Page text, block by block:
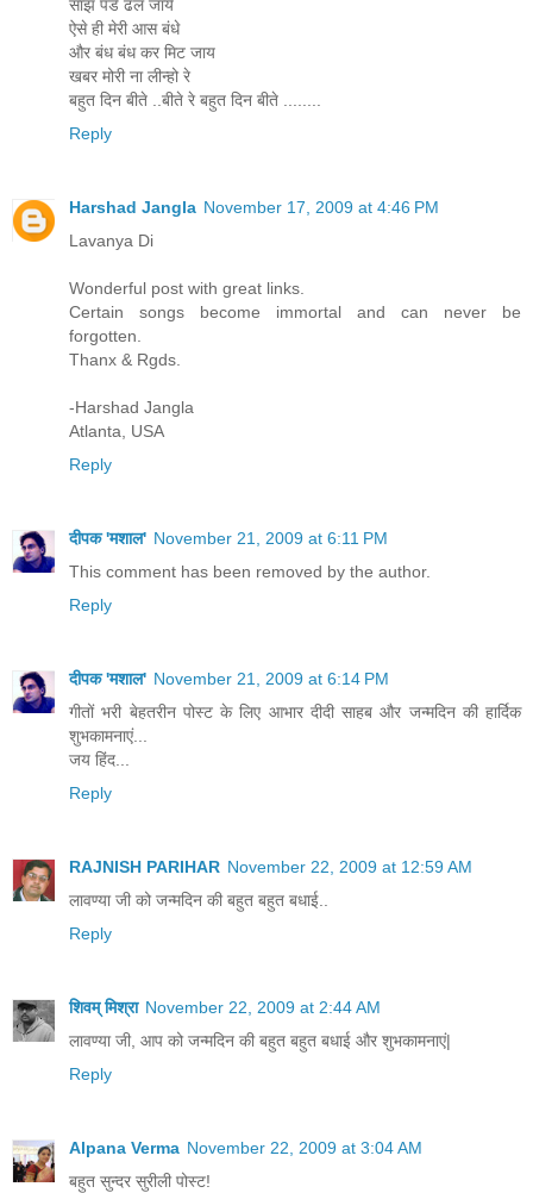
साँझ पडे ढल जाये
ऐसे ही मेरी आस बंधे
और बंध बंध कर मिट जाय
खबर मोरी ना लीन्हो रे
बहुत दिन बीते ..बीते रे बहुत दिन बीते ........
Reply
Harshad Jangla November 17, 2009 at 4:46 PM
Lavanya Di
Wonderful post with great links.
Certain songs become immortal and can never be
forgotten.
Thanx & Rgds.
-Harshad Jangla
Atlanta, USA
Reply
दीपक 'मशाल' November 21, 2009 at 6:11 PM
This comment has been removed by the author.
Reply
दीपक 'मशाल' November 21, 2009 at 6:14 PM
गीतों भरी बेहतरीन पोस्ट के लिए आभार दीदी साहब और जन्मदिन की हार्दिक
शुभकामनाएं...
जय हिंद...
Reply
RAJNISH PARIHAR November 22, 2009 at 12:59 AM
लावण्या जी को जन्मदिन की बहुत बहुत बधाई..
Reply
शिवम् मिश्रा November 22, 2009 at 2:44 AM
लावण्या जी, आप को जन्मदिन की बहुत बहुत बधाई और शुभकामनाएं|
Reply
Alpana Verma November 22, 2009 at 3:04 AM
बहुत सुन्दर सुरीली पोस्ट!